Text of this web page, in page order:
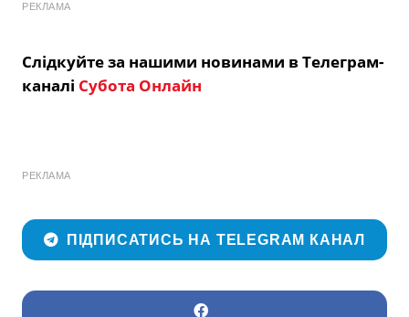
РЕКЛАМА
Слідкуйте за нашими новинами в Телеграм-
каналі Субота Онлайн
РЕКЛАМА
ПІДПИСАТИСЬ НА TELEGRAM КАНАЛ